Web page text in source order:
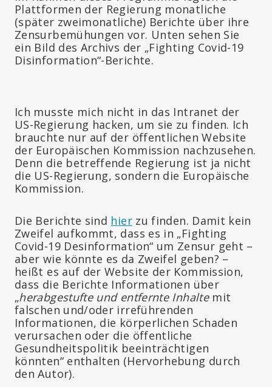
Plattformen der Regierung monatliche
(später zweimonatliche) Berichte über ihre
Zensurbemühungen vor. Unten sehen Sie
ein Bild des Archivs der „Fighting Covid-19
Disinformation“-Berichte.
Ich musste mich nicht in das Intranet der
US-Regierung hacken, um sie zu finden. Ich
brauchte nur auf der öffentlichen Website
der Europäischen Kommission nachzusehen.
Denn die betreffende Regierung ist ja nicht
die US-Regierung, sondern die Europäische
Kommission.
Die Berichte sind hierzu finden. Damit kein
Zweifel aufkommt, dass es in „Fighting
Covid-19 Desinformation“ um Zensur geht –
aber wie könnte es da Zweifel geben? –
heißt es auf der Website der Kommission,
dass die Berichte Informationen über
„herabgestufte und entfernte Inhaltemit
falschen und/oder irreführenden
Informationen, die körperlichen Schaden
verursachen oder die öffentliche
Gesundheitspolitik beeinträchtigen
könnten“ enthalten (Hervorhebung durch
den Autor).